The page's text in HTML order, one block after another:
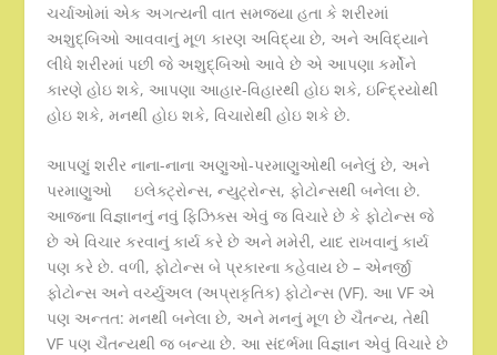
ચર્ચાઓમાં એક અગત્યની વાત સમજ્યા હતા કે શરીરમાં
અશુદ્બિઓ આવવાનું મૂળ કારણ અવિદ્યા છે, અને અવિદ્યાને
લીધે શરીરમાં પછી જે અશુદ્બિઓ આવે છે એ આપણા કર્મોને
કારણે હોઇ શકે, આપણા આહાર-વિહારથી હોઇ શકે, ઇન્દ્રિયોથી
હોઇ શકે, મનથી હોઇ શકે, વિચારોથી હોઇ શકે છે.
આપણું શરીર નાના-નાના અણુઓ-પરમાણુઓથી બનેલું છે, અને
પરમાણુઓ ઇલેક્ટ્રોન્સ, ન્યુટ્રોન્સ, ફોટોન્સથી બનેલા છે.
આજના વિજ્ઞાનનું નવું ફિઝિક્સ એવું જ વિચારે છે કે ફોટોન્સ જે
છે એ વિચાર કરવાનું કાર્ય કરે છે અને મમેરી, યાદ રાખવાનું કાર્ય
પણ કરે છે. વળી, ફોટોન્સ બે પ્રકારના કહેવાય છે – એનર્જી
ફોટોન્સ અને વર્ચ્યુઅલ (અપ્રાકૃતિક) ફોટોન્સ (VF). આ VF એ
પણ અન્તત: મનથી બનેલા છે, અને મનનું મૂળ છે ચૈતન્ય, તેથી
VF પણ ચૈતન્યથી જ બન્યા છે. આ સંદર્ભમા વિજ્ઞાન એવું વિચારે છે